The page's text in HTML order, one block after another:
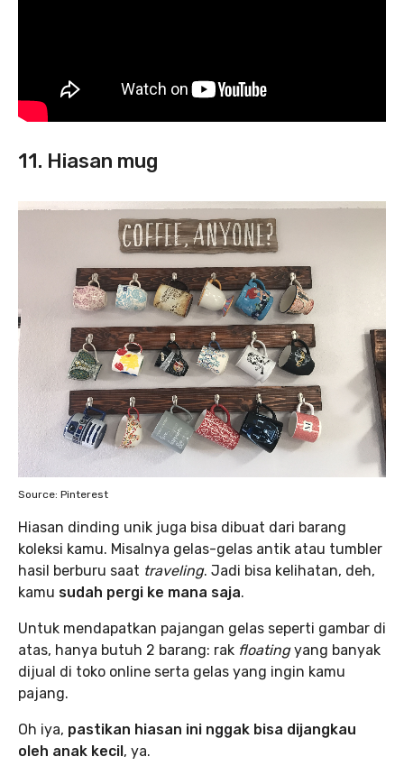
11. Hiasan mug
Source: Pinterest
Hiasan dinding unik juga bisa dibuat dari barang
koleksi kamu. Misalnya gelas-gelas antik atau tumbler
hasil berburu saat traveling. Jadi bisa kelihatan, deh,
kamu sudah pergi ke mana saja.
Untuk mendapatkan pajangan gelas seperti gambar di
atas, hanya butuh 2 barang: rak floatingyang banyak
dijual di toko online serta gelas yang ingin kamu
pajang.
Oh iya, pastikan hiasan ini nggak bisa dijangkau
oleh anak kecil, ya.